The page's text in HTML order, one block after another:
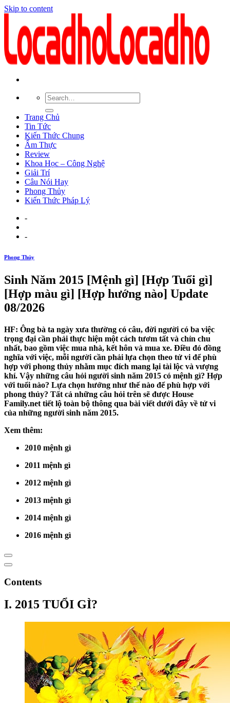
Skip to content
Trang Chủ
Tin Tức
Kiến Thức Chung
Ẩm Thực
Review
Khoa Học – Công Nghệ
Giải Trí
Câu Nói Hay
Phong Thủy
Kiến Thức Pháp Lý
-
-
Phong Thủy
Sinh Năm 2015 [Mệnh gì] [Hợp Tuổi gì]
[Hợp màu gì] [Hợp hướng nào] Update
08/2026
HF: Ông bà ta ngày xưa thường có câu, đời người có ba việc
trọng đại cần phải thực hiện một cách tươm tất và chỉn chu
nhất, bao gồm việc mua nhà, kết hôn và mua xe. Điều đó đồng
nghĩa với việc, mỗi người cần phải lựa chọn theo tử vi để phù
hợp với phong thủy nhằm mục đích mang lại tài lộc và vượng
khí. Vậy những câu hỏi người sinh năm 2015 có mệnh gì? Hợp
với tuổi nào? Lựa chọn hướng như thế nào để phù hợp với
phong thủy? Tất cả những câu hỏi trên sẽ được House
Family.net tiết lộ toàn bộ thông qua bài viết dưới đây về tử vi
của những người sinh năm 2015.
Xem thêm:
2010 mệnh gì
2011 mệnh gì
2012 mệnh gì
2013 mệnh gì
2014 mệnh gì
2016 mệnh gì
Contents
I. 2015 TUỔI GÌ?